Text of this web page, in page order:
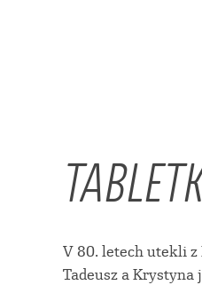
V 80. letech utekli z
Tadeusz a